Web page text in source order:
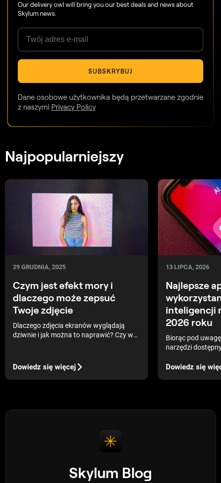
Our delivery owl will bring you our best deals and news about
Skylum news.
SUBSKRYBUJ
Dane osobowe użytkownika będą przetwarzane zgodnie
z naszymi Privacy Policy
Najpopularniejszy
29 GRUDNIA, 2025
Czym jest efekt mory i
dlaczego może zepsuć
Twoje zdjęcie
Dlaczego zdjęcia ekranów wyglądają
dziwnie i jak można to naprawić? Czy w
Dowiedz się więcej
13 LIPCA, 2026
Najlepsze
inteligencji
2026 roku
Biorąc pod
narzędzi
na sztucznej
Dowiedz się
Skylum Blog